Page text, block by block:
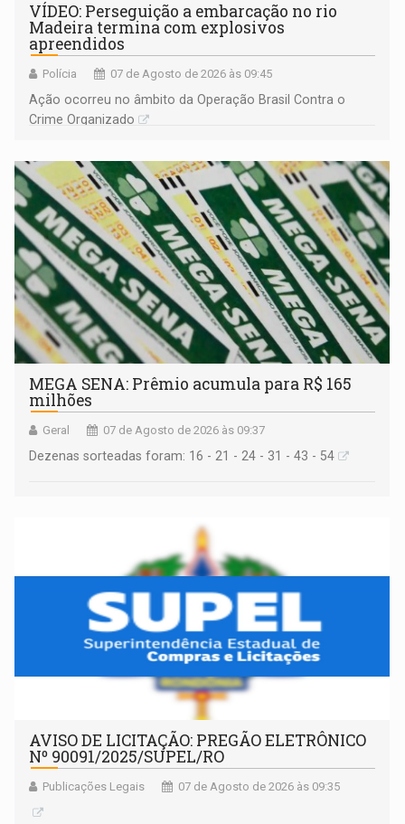
VÍDEO: Perseguição a embarcação no rio
Madeira termina com explosivos
apreendidos
Polícia 07 de Agosto de 2026 às 09:45
Ação ocorreu no âmbito da Operação Brasil Contra o
Crime Organizado
MEGA SENA: Prêmio acumula para R$ 165
milhões
Geral 07 de Agosto de 2026 às 09:37
Dezenas sorteadas foram: 16 - 21 - 24 - 31 - 43 - 54
AVISO DE LICITAÇÃO: PREGÃO ELETRÔNICO
Nº 90091/2025/SUPEL/RO
Publicações Legais 07 de Agosto de 2026 às 09:35